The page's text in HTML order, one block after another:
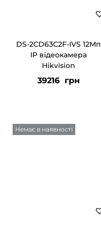
DS-2CD63C2F-IVS 12Мп
IP відеокамера
Hikvision
39216 грн
Немає в наявності